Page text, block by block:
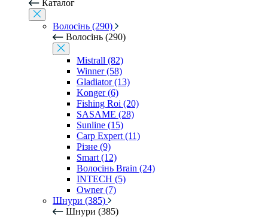
Каталог
Волосінь (290)
Волосінь (290)
Mistrall (82)
Winner (58)
Gladiator (13)
Konger (6)
Fishing Roi (20)
SASAME (28)
Sunline (15)
Carp Expert (11)
Різне (9)
Smart (12)
Волосінь Brain (24)
INTECH (5)
Owner (7)
Шнури (385)
Шнури (385)